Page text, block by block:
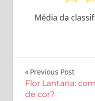
Média da
Navegação
de
Previous Post
Flor Lantana:
de cor?